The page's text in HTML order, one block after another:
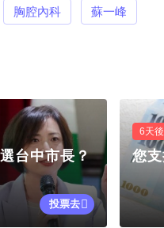
胸腔內科 蘇一峰
台中市長？
投票去
6天
您